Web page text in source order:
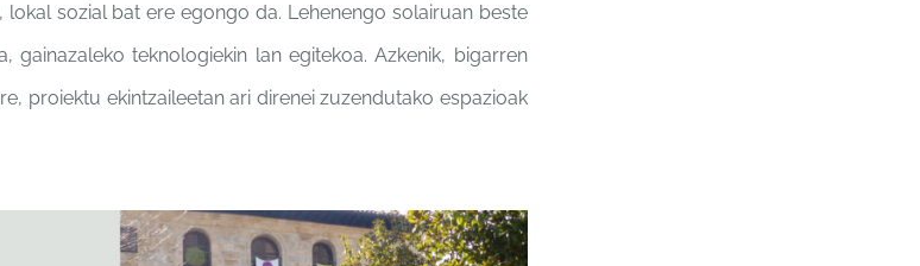
sozial bat ere egongo da. Lehenengo solairuan beste
gainazaleko teknologiekin lan egitekoa. Azkenik, bigarren
proiektu ekintzaileetan ari direnei zuzendutako espazioak